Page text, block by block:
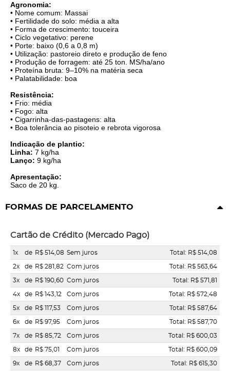
Agronomia:
• Nome comum: Massai
• Fertilidade do solo: média a alta
• Forma de crescimento: touceira
• Ciclo vegetativo: perene
• Porte: baixo (0,6 a 0,8 m)
• Utilização: pastoreio direto e produção de feno
• Produção de forragem: até 25 ton. MS/ha/ano
• Proteína bruta: 9–10% na matéria seca
• Palatabilidade: boa
Resistência:
• Frio: média
• Fogo: alta
• Cigarrinha-das-pastagens: alta
• Boa tolerância ao pisoteio e rebrota vigorosa
Indicação de plantio:
Linha: 7 kg/ha
Lanço: 9 kg/ha
Apresentação:
Saco de 20 kg.
FORMAS DE PARCELAMENTO
Cartão de Crédito (Mercado Pago)
1x de R$ 514,08 Sem juros Total: R$ 514,08
2x de R$ 281,82 Com juros Total: R$ 563,64
3x de R$ 190,60 Com juros Total: R$ 571,81
4x de R$ 143,12 Com juros Total: R$ 572,48
5x de R$ 117,53 Com juros Total: R$ 587,64
6x de R$ 97,95 Com juros Total: R$ 587,70
7x de R$ 85,72 Com juros Total: R$ 600,03
8x de R$ 75,01 Com juros Total: R$ 600,09
9x de R$ 68,37 Com juros Total: R$ 615,30